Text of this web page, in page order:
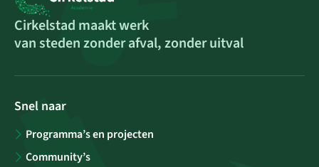
Cirkelstad maakt werk
van steden zonder afval, zonder uitval
Snel naar
Programma’s en projecten
Community’s